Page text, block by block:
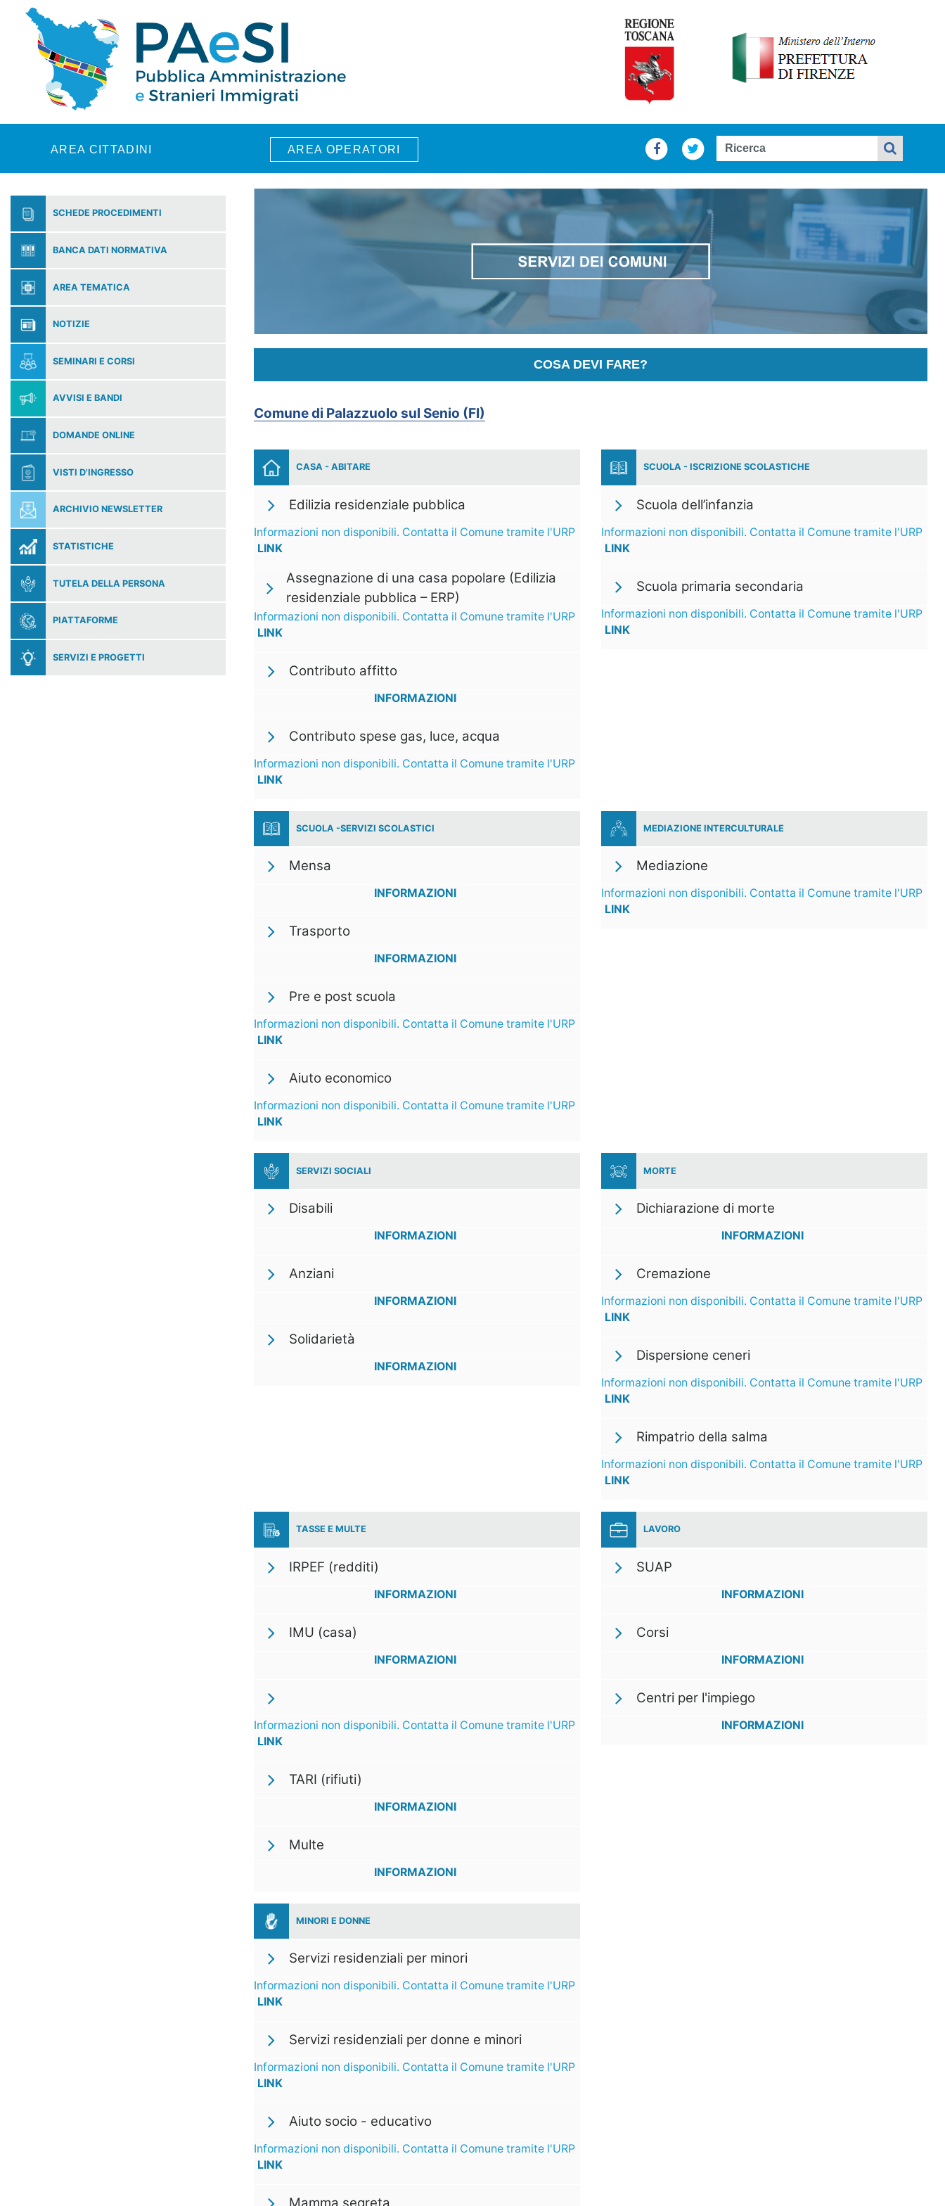
Skip to main content
AREA CITTADINI AREA OPERATORI
SCHEDE PROCEDIMENTI
BANCA DATI NORMATIVA
AREA TEMATICA
NOTIZIE
SEMINARI E CORSI
AVVISI E BANDI
DOMANDE ONLINE
VISTI D'INGRESSO
ARCHIVIO NEWSLETTER
STATISTICHE
TUTELA DELLA PERSONA
PIATTAFORME
SERVIZI E PROGETTI
COSA DEVI FARE?
Comune di Palazzuolo sul Senio (FI)
CASA - ABITARE
Edilizia residenziale pubblica
Informazioni non disponibili. Contatta il Comune tramite l'URP
LINK
Assegnazione di una casa popolare (Edilizia
residenziale pubblica – ERP)
Informazioni non disponibili. Contatta il Comune tramite l'URP
LINK
Contributo affitto
INFORMAZIONI
Contributo spese gas, luce, acqua
Informazioni non disponibili. Contatta il Comune tramite l'URP
LINK
SCUOLA - ISCRIZIONE SCOLASTICHE
Scuola dell’infanzia
Informazioni non disponibili. Contatta il Comune tramite l'URP
LINK
Scuola primaria secondaria
Informazioni non disponibili. Contatta il Comune tramite l'URP
LINK
SCUOLA -SERVIZI SCOLASTICI
Mensa
INFORMAZIONI
Trasporto
INFORMAZIONI
Pre e post scuola
Informazioni non disponibili. Contatta il Comune tramite l'URP
LINK
Aiuto economico
Informazioni non disponibili. Contatta il Comune tramite l'URP
LINK
MEDIAZIONE INTERCULTURALE
Mediazione
Informazioni non disponibili. Contatta il Comune tramite l'URP
LINK
SERVIZI SOCIALI
Disabili
INFORMAZIONI
Anziani
INFORMAZIONI
Solidarietà
INFORMAZIONI
MORTE
Dichiarazione di morte
INFORMAZIONI
Cremazione
Informazioni non disponibili. Contatta il Comune tramite l'URP
LINK
Dispersione ceneri
Informazioni non disponibili. Contatta il Comune tramite l'URP
LINK
Rimpatrio della salma
Informazioni non disponibili. Contatta il Comune tramite l'URP
LINK
TASSE E MULTE
IRPEF (redditi)
INFORMAZIONI
IMU (casa)
INFORMAZIONI
Informazioni non disponibili. Contatta il Comune tramite l'URP
LINK
TARI (rifiuti)
INFORMAZIONI
Multe
INFORMAZIONI
LAVORO
SUAP
INFORMAZIONI
Corsi
INFORMAZIONI
Centri per l'impiego
INFORMAZIONI
MINORI E DONNE
Servizi residenziali per minori
Informazioni non disponibili. Contatta il Comune tramite l'URP
LINK
Servizi residenziali per donne e minori
Informazioni non disponibili. Contatta il Comune tramite l'URP
LINK
Aiuto socio - educativo
Informazioni non disponibili. Contatta il Comune tramite l'URP
LINK